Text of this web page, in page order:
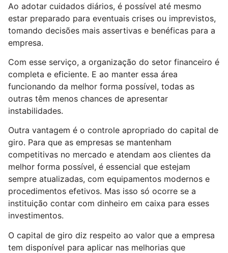
Ao adotar cuidados diários, é possível até mesmo
estar preparado para eventuais crises ou imprevistos,
tomando decisões mais assertivas e benéficas para a
empresa.
Com esse serviço, a organização do setor financeiro é
completa e eficiente. E ao manter essa área
funcionando da melhor forma possível, todas as
outras têm menos chances de apresentar
instabilidades.
Outra vantagem é o controle apropriado do capital de
giro. Para que as empresas se mantenham
competitivas no mercado e atendam aos clientes da
melhor forma possível, é essencial que estejam
sempre atualizadas, com equipamentos modernos e
procedimentos efetivos. Mas isso só ocorre se a
instituição contar com dinheiro em caixa para esses
investimentos.
O capital de giro diz respeito ao valor que a empresa
tem disponível para aplicar nas melhorias que